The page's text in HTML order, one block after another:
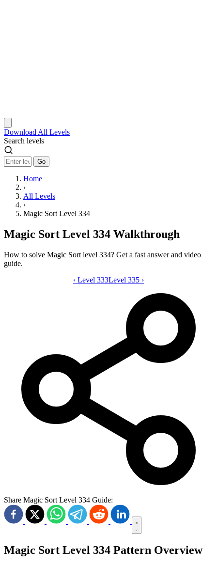
Download All Levels
Search levels
Go
Home
›
All Levels
›
Magic Sort Level 334
Magic Sort Level 334 Walkthrough
How to solve Magic Sort level 334? Get a fast answer and video
guide.
Magic Sort level 334 video guide
‹ Level 333Level 335 ›
Share Magic Sort Level 334 Guide:
Magic Sort Level 334 Pattern Overview